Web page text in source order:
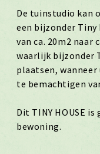
De tuinstudio kan
een bijzonder Tiny
van ca. 20m2 naar
waarlijk bijzonder
plaatsen,
te bemachtigen
Dit TINY HOUSE
bewoning.